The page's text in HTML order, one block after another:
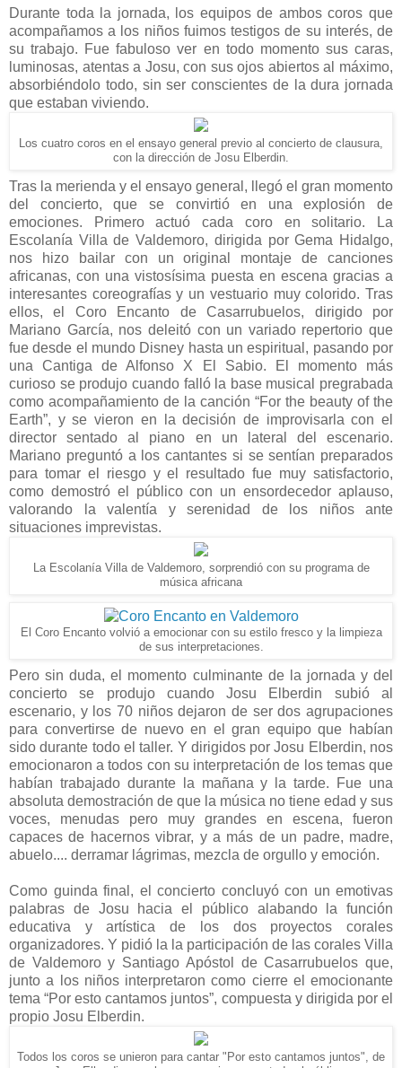
Durante toda la jornada, los equipos de ambos coros que
acompañamos a los niños fuimos testigos de su interés, de
su trabajo. Fue fabuloso ver en todo momento sus caras,
luminosas, atentas a Josu, con sus ojos abiertos al máximo,
absorbiéndolo todo, sin ser conscientes de la dura jornada
que estaban viviendo.
Los cuatro coros en el ensayo general previo al concierto de clausura,
con la dirección de Josu Elberdin.
Tras la merienda y el ensayo general, llegó el gran momento
del concierto, que se convirtió en una explosión de
emociones. Primero actuó cada coro en solitario. La
Escolanía Villa de Valdemoro, dirigida por Gema Hidalgo,
nos hizo bailar con un original montaje de canciones
africanas, con una vistosísima puesta en escena gracias a
interesantes coreografías y un vestuario muy colorido. Tras
ellos, el Coro Encanto de Casarrubuelos, dirigido por
Mariano García, nos deleitó con un variado repertorio que
fue desde el mundo Disney hasta un espiritual, pasando por
una Cantiga de Alfonso X El Sabio. El momento más
curioso se produjo cuando falló la base musical pregrabada
como acompañamiento de la canción “For the beauty of the
Earth”, y se vieron en la decisión de improvisarla con el
director sentado al piano en un lateral del escenario.
Mariano preguntó a los cantantes si se sentían preparados
para tomar el riesgo y el resultado fue muy satisfactorio,
como demostró el público con un ensordecedor aplauso,
valorando la valentía y serenidad de los niños ante
situaciones imprevistas.
La Escolanía Villa de Valdemoro, sorprendió con su programa de
música africana
El Coro Encanto volvió a emocionar con su estilo fresco y la limpieza
de sus interpretaciones.
Pero sin duda, el momento culminante de la jornada y del
concierto se produjo cuando Josu Elberdin subió al
escenario, y los 70 niños dejaron de ser dos agrupaciones
para convertirse de nuevo en el gran equipo que habían
sido durante todo el taller. Y dirigidos por Josu Elberdin, nos
emocionaron a todos con su interpretación de los temas que
habían trabajado durante la mañana y la tarde. Fue una
absoluta demostración de que la música no tiene edad y sus
voces, menudas pero muy grandes en escena, fueron
capaces de hacernos vibrar, y a más de un padre, madre,
abuelo.... derramar lágrimas, mezcla de orgullo y emoción.
Como guinda final, el concierto concluyó con un emotivas
palabras de Josu hacia el público alabando la función
educativa y artística de los dos proyectos corales
organizadores. Y pidió la la participación de las corales Villa
de Valdemoro y Santiago Apóstol de Casarrubuelos que,
junto a los niños interpretaron como cierre el emocionante
tema “Por esto cantamos juntos”, compuesta y dirigida por el
propio Josu Elberdin.
Todos los coros se unieron para cantar "Por esto cantamos juntos", de